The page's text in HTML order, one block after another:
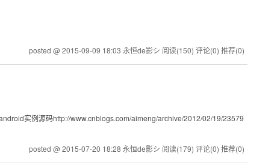
posted @ 2015-09-09 18:03 永恒de影シ 阅读(150) 评论(0) 推荐(0)
实例源码http://www.cnblogs.com/aimeng/archive/2012/02/19/23579
posted @ 2015-07-20 18:28 永恒de影シ 阅读(179) 评论(0) 推荐(0)